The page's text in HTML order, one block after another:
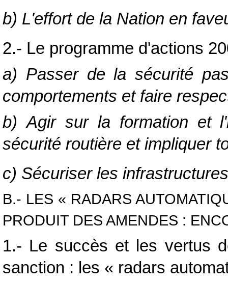
b) L'effort de la Nation en
2.- Le programme d'actions
a) Passer de la sécurité
comportements et faire
b) Agir sur la formation et
sécurité routière et impliquer
c) Sécuriser les infrastructures
B.- LES « RADARS
PRODUIT DES AMENDES :
1.- Le succès et les vertus
sanction : les « radars